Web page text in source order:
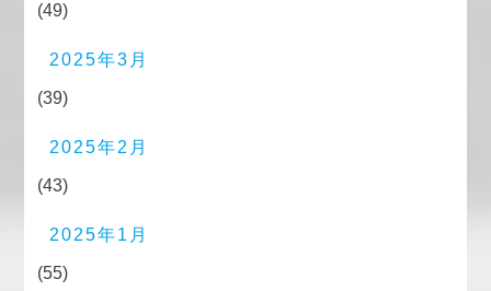
(49)
2025年3月
(39)
2025年2月
(43)
2025年1月
(55)